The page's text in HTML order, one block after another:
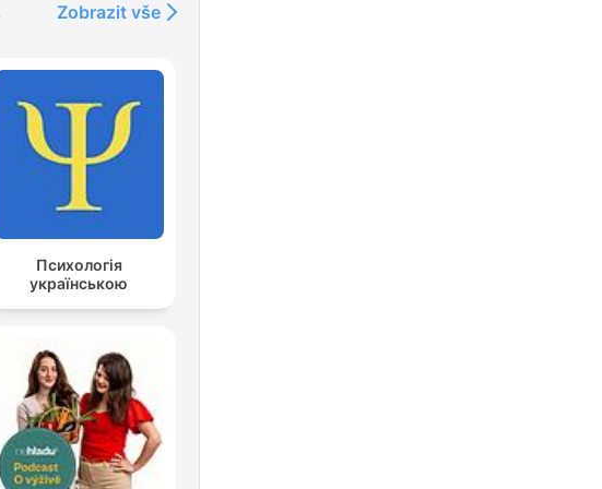
Zobrazit vše
Психологія
українською